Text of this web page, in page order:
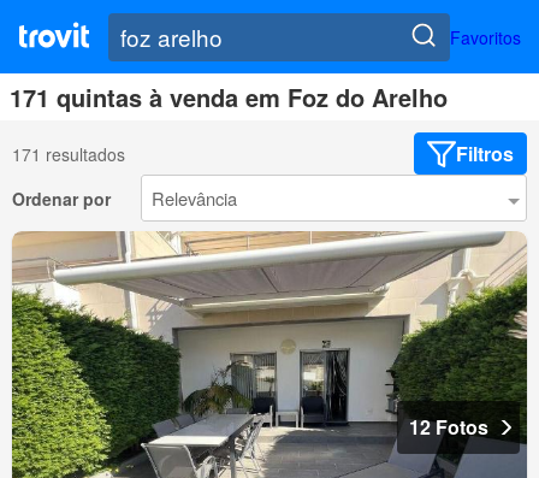
Favoritos
171 quintas à venda em Foz do Arelho
171 resultados Filtros
Ordenar por
12 Fotos